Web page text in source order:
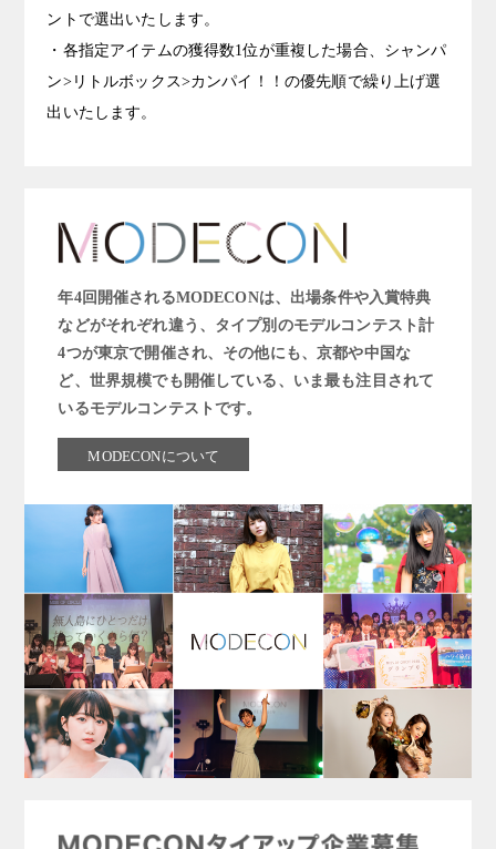
ントで選出いたします。
・各指定アイテムの獲得数1位が重複した場合、シャンパ
ン>リトルボックス>カンパイ！！の優先順で繰り上げ選
出いたします。
年4回開催されるMODECONは、出場条件や入賞特典
などがそれぞれ違う、タイプ別のモデルコンテスト計
4つが東京で開催され、その他にも、京都や中国な
ど、世界規模でも開催している、いま最も注目されて
いるモデルコンテストです。
MODECONについて